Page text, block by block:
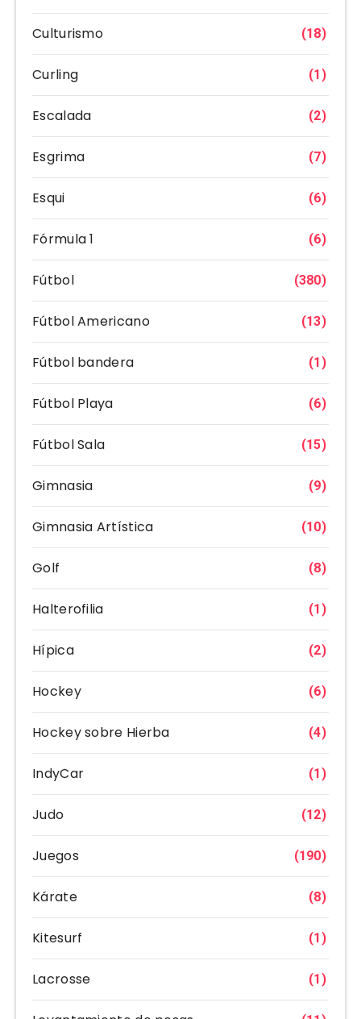
Culturismo (18)
Curling (1)
Escalada (2)
Esgrima (7)
Esqui (6)
Fórmula 1 (6)
Fútbol (380)
Fútbol Americano (13)
Fútbol bandera (1)
Fútbol Playa (6)
Fútbol Sala (15)
Gimnasia (9)
Gimnasia Artística (10)
Golf (8)
Halterofilia (1)
Hípica (2)
Hockey (6)
Hockey sobre Hierba (4)
IndyCar (1)
Judo (12)
Juegos (190)
Kárate (8)
Kitesurf (1)
Lacrosse (1)